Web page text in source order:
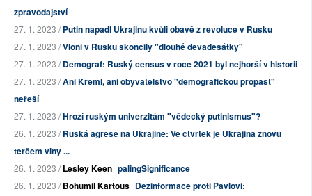
zpravodajství
27. 1. 2023 /Putin napadl Ukrajinu kvůli obavě z revoluce v Rusku
27. 1. 2023 /Vloni v Rusku skončily "dlouhé devadesátky"
27. 1. 2023 /Demograf: Ruský census v roce 2021 byl nejhorší v historii
27. 1. 2023 /Ani Kreml, ani obyvatelstvo "demografickou propast"
neřeší
27. 1. 2023 /Hrozí ruským univerzitám "vědecký putinismus"?
26. 1. 2023 /Ruská agrese na Ukrajině: Ve čtvrtek je Ukrajina znovu
terčem vlny ...
26. 1. 2023 /Lesley Keen palingSignificance
26. 1. 2023 /Bohumil Kartous Dezinformace proti Pavlovi: